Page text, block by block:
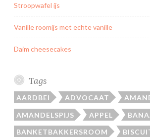
Stroopwafel ijs
Vanille roomijs met echte vanille
Daim cheesecakes
Tags
AARDBEI ADVOCAAT
AMANDELSPIJS APPEL
BANKETBAKKERSROOM